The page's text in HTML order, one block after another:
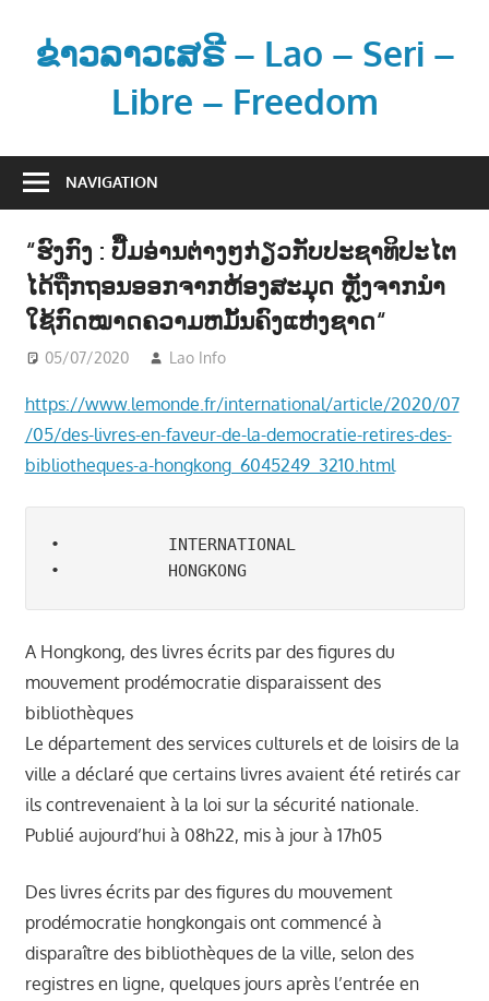
contentຂ່າວລາວເສຣີ – Lao – Seri –
Libre – Freedom
າ
ະ
ຂໍ້
ນ
ຂ່
າ
ວ
າ
NAVIGATION
“ຮົງກົງ : ປື້ມອ່ານຕ່າງໆກ່ຽວກັບປະຊາທິປະໄຕ
ໄດ້ຖືກຖອນອອກຈາກຫ້ອງສະມຸດ ຫຼັງຈາກນຳ
ໃຊ້ກົດໝາດຄວາມຫມັ້ນຄົງແຫ່ງຊາດ“
05/07/2020 Lao Info
https://www.lemonde.fr/international/article/2020/07
/05/des-livres-en-faveur-de-la-democratie-retires-des-
bibliotheques-a-hongkong_6045249_3210.html
•           INTERNATIONAL
•           HONGKONG
A Hongkong, des livres écrits par des figures du
mouvement prodémocratie disparaissent des
bibliothèques
Le département des services culturels et de loisirs de la
ville a déclaré que certains livres avaient été retirés car
ils contrevenaient à la loi sur la sécurité nationale.
Publié aujourd’hui à 08h22, mis à jour à 17h05
Des livres écrits par des figures du mouvement
prodémocratie hongkongais ont commencé à
disparaître des bibliothèques de la ville, selon des
registres en ligne, quelques jours après l’entrée en